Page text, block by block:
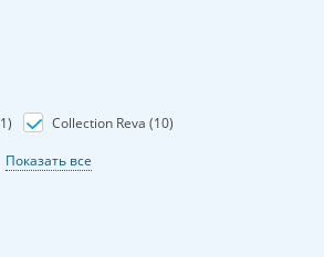
1) Collection Reva (10)
Показать все